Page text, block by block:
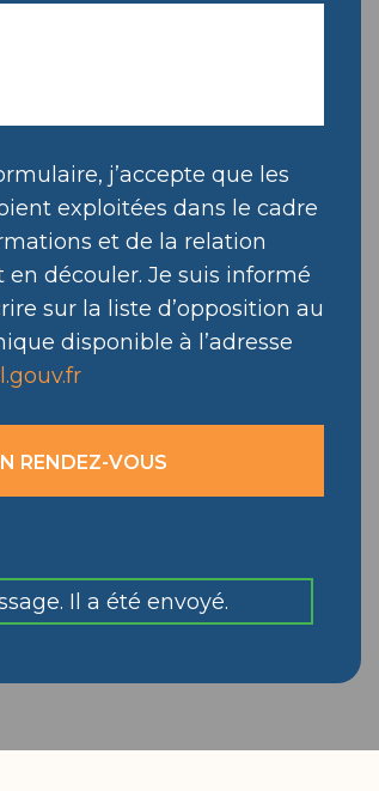
j’accepte que les
exploitées dans le cadre
et de la relation
découler. Je suis informé
sur la liste d’opposition au
disponible à l’adresse
Il a été envoyé.